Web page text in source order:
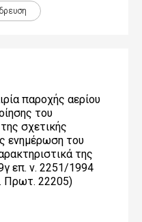
παροχής αερίου
του
σχετικής
ενημέρωση του
της
επ. ν. 2251/1994
Πρωτ. 22205)